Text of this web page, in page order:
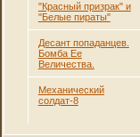
"Красный призрак" и
"Белые пираты"
Десант попаданцев.
Бомба Ее
Величества.
Механический
солдат-8